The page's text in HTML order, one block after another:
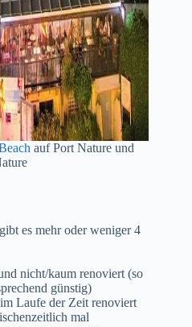
auf Port Nature und
gibt es mehr oder weniger 4
nicht/kaum renoviert (so
günstig)
Laufe der Zeit renoviert
mal